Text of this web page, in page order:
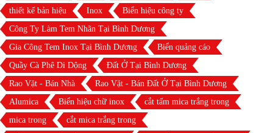
thiết kế bản hiệu
Inox
Biển hiệu công ty
Công Ty Làm Tem Nhãn Tại Bình Dương
Gia Công Tem Inox Tại Bình Dương
Biển quảng cáo
Quầy Cà Phê Di Dộng
Đất Ở Tại Bình Dương
Rao Vặt - Bán Nhà
Rao Vặt - Bán Đất Ở Tại Bình Dương
Alumica
Biển hiệu chữ inox
cắt tấm mica trắng trong
mica trong
cắt mica trắng trong